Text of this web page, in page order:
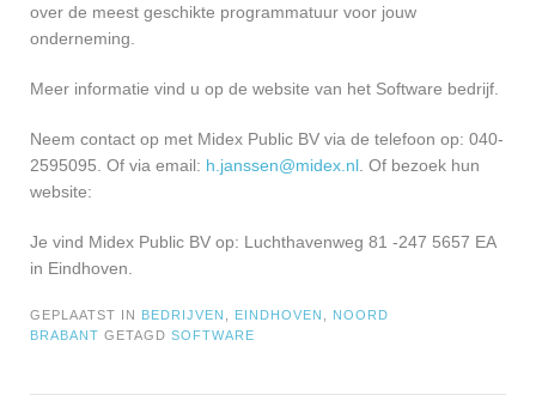
over de meest geschikte programmatuur voor jouw
onderneming.
Meer informatie vind u op de website van het Software bedrijf.
Neem contact op met Midex Public BV via de telefoon op: 040-
2595095. Of via email: h.janssen@midex.nl . Of bezoek hun
website:
Je vind Midex Public BV op: Luchthavenweg 81 -247 5657 EA
in Eindhoven.
GEPLAATST IN BEDRIJVEN EINDHOVEN
NOORD
BRABANT GETAGD SOFTWARE